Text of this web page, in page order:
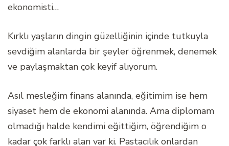
ekonomisti…
Kırklı yaşların dingin güzelliğinin içinde tutkuyla
sevdiğim alanlarda bir şeyler öğrenmek, denemek
ve paylaşmaktan çok keyif alıyorum.
Asıl mesleğim finans alanında, eğitimim ise hem
siyaset hem de ekonomi alanında. Ama diplomam
olmadığı halde kendimi eğittiğim, öğrendiğim o
kadar çok farklı alan var ki. Pastacılık onlardan